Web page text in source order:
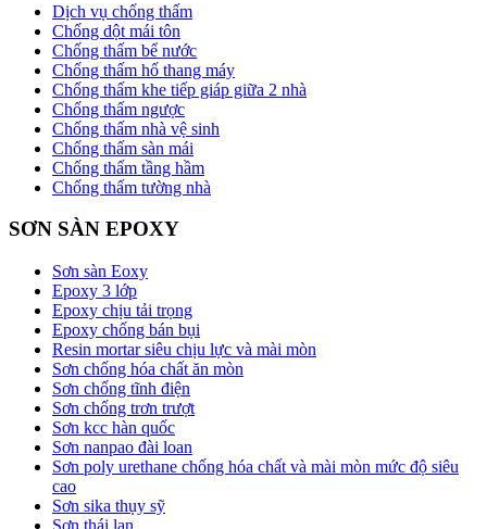
Dịch vụ chống thấm
Chống dột mái tôn
Chống thấm bể nước
Chống thấm hố thang máy
Chống thấm khe tiếp giáp giữa 2 nhà
Chống thấm ngược
Chống thấm nhà vệ sinh
Chống thấm sàn mái
Chống thấm tầng hầm
Chống thấm tường nhà
SƠN SÀN EPOXY
Sơn sàn Eoxy
Epoxy 3 lớp
Epoxy chịu tải trọng
Epoxy chống bán bụi
Resin mortar siêu chịu lực và mài mòn
Sơn chống hóa chất ăn mòn
Sơn chống tĩnh điện
Sơn chống trơn trượt
Sơn kcc hàn quốc
Sơn nanpao đài loan
Sơn poly urethane chống hóa chất và mài mòn mức độ siêu
cao
Sơn sika thụy sỹ